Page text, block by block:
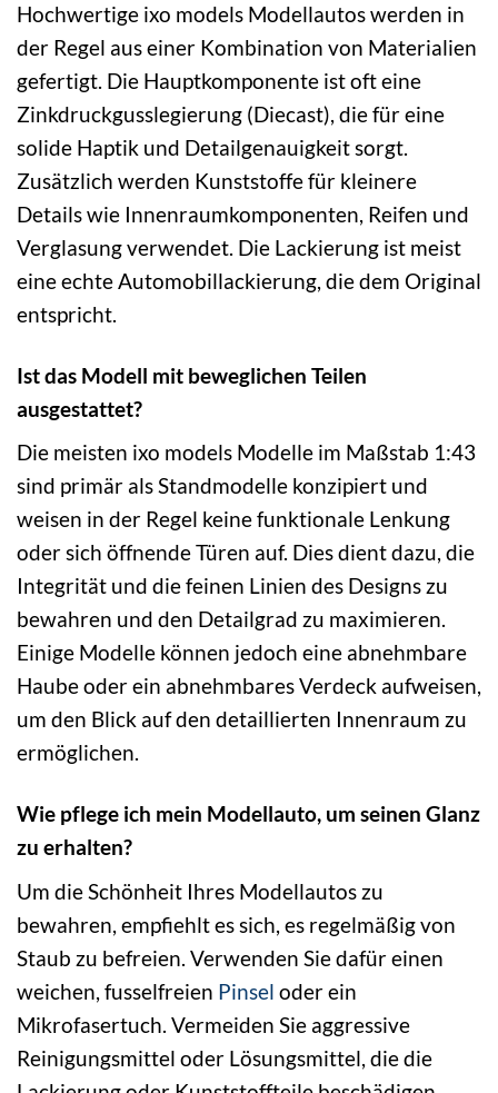
Hochwertige ixo models Modellautos werden in
der Regel aus einer Kombination von Materialien
gefertigt. Die Hauptkomponente ist oft eine
Zinkdruckgusslegierung (Diecast), die für eine
solide Haptik und Detailgenauigkeit sorgt.
Zusätzlich werden Kunststoffe für kleinere
Details wie Innenraumkomponenten, Reifen und
Verglasung verwendet. Die Lackierung ist meist
eine echte Automobillackierung, die dem Original
entspricht.
Ist das Modell mit beweglichen Teilen
ausgestattet?
Die meisten ixo models Modelle im Maßstab 1:43
sind primär als Standmodelle konzipiert und
weisen in der Regel keine funktionale Lenkung
oder sich öffnende Türen auf. Dies dient dazu, die
Integrität und die feinen Linien des Designs zu
bewahren und den Detailgrad zu maximieren.
Einige Modelle können jedoch eine abnehmbare
Haube oder ein abnehmbares Verdeck aufweisen,
um den Blick auf den detaillierten Innenraum zu
ermöglichen.
Wie pflege ich mein Modellauto, um seinen Glanz
zu erhalten?
Um die Schönheit Ihres Modellautos zu
bewahren, empfiehlt es sich, es regelmäßig von
Staub zu befreien. Verwenden Sie dafür einen
weichen, fusselfreien Pinsel oder ein
Mikrofasertuch. Vermeiden Sie aggressive
Reinigungsmittel oder Lösungsmittel, die die